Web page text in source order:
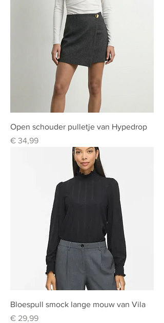
Open schouder pulletje van Hypedrop
Prijs
€ 34,99
Bloespull smock lange mouw van Vila
Prijs
€ 29,99